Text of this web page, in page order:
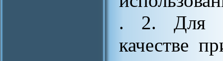
. 2. Для
качестве